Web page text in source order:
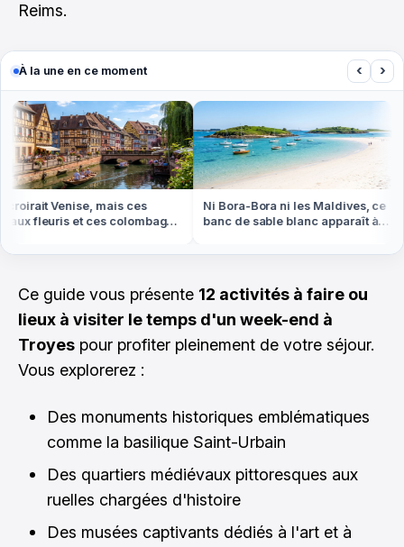
Reims.
À la une en ce moment ‹ ›
Venise, mais ces
fleuris et ces colombages
Ni Bora-Bora ni les Maldives, ce
banc de sable blanc apparaît à
Ce guide vous présente 12 activités à faire ou
lieux à visiter le temps d'un week-end à
Troyes pour profiter pleinement de votre séjour.
Vous explorerez :
Des monuments historiques emblématiques
comme la basilique Saint-Urbain
Des quartiers médiévaux pittoresques aux
ruelles chargées d'histoire
Des musées captivants dédiés à l'art et à